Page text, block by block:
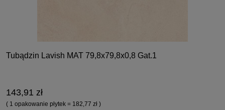
Tubądzin Lavish MAT 79,8x79,8x0,8 Gat.1
143,91 zł
( 1 opakowanie płytek = 182,77 zł )